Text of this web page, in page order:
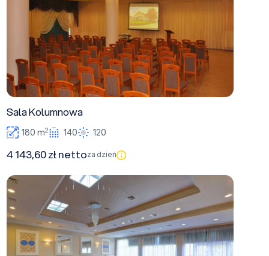
Sala Kolumnowa
180 m2 140 120
4 143,60 zł nettoza dzień
Sala Lustrzana